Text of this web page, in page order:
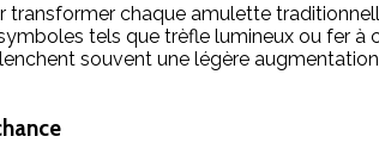
transformer chaque amulette
tels que trèfle lumineux ou fer
souvent une légère